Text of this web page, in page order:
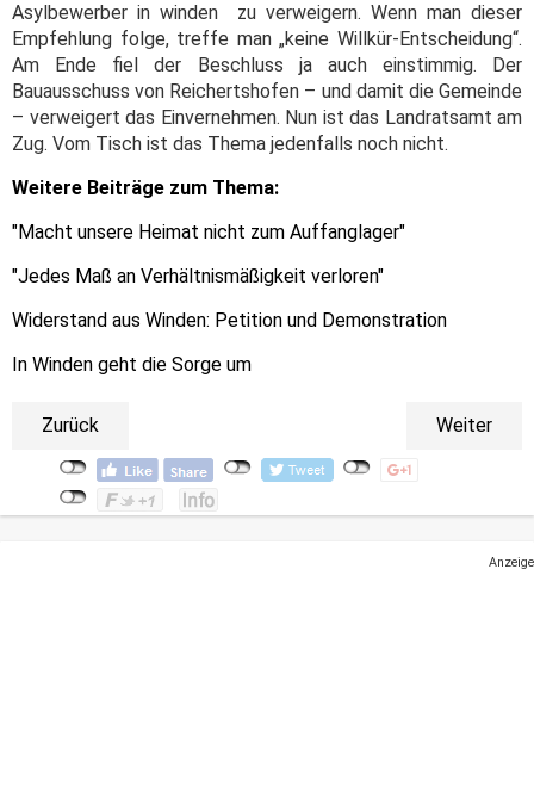
Asylbewerber in winden zu verweigern. Wenn man dieser
Empfehlung folge, treffe man „keine Willkür-Entscheidung“.
Am Ende fiel der Beschluss ja auch einstimmig. Der
Bauausschuss von Reichertshofen – und damit die Gemeinde
– verweigert das Einvernehmen. Nun ist das Landratsamt am
Zug. Vom Tisch ist das Thema jedenfalls noch nicht.
Weitere Beiträge zum Thema:
"Macht unsere Heimat nicht zum Auffanglager"
"Jedes Maß an Verhältnismäßigkeit verloren"
Widerstand aus Winden: Petition und Demonstration
In Winden geht die Sorge um
Zurück Weiter
Anzeige